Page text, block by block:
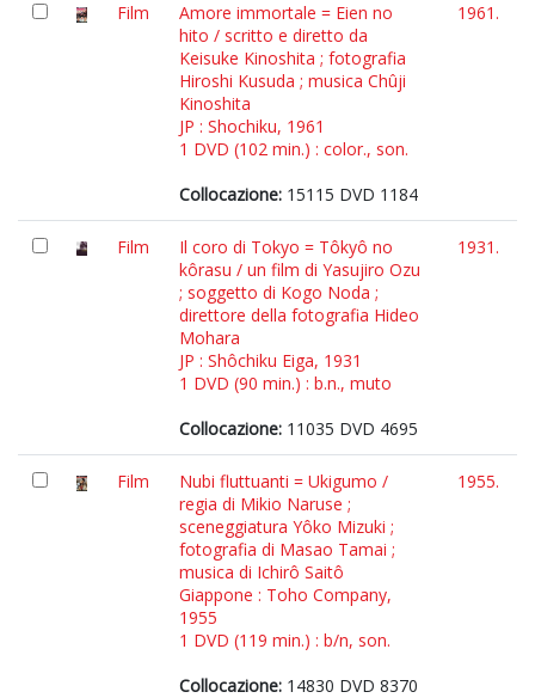
Film
Amore immortale = Eien no
hito / scritto e diretto da
Keisuke Kinoshita ; fotografia
Hiroshi Kusuda ; musica Chûji
Kinoshita
JP : Shochiku, 1961
1 DVD (102 min.) : color., son.
Collocazione: 15115 DVD 1184
1961.
Film
Il coro di Tokyo = Tôkyô no
kôrasu / un film di Yasujiro Ozu
; soggetto di Kogo Noda ;
direttore della fotografia Hideo
Mohara
JP : Shôchiku Eiga, 1931
1 DVD (90 min.) : b.n., muto
Collocazione: 11035 DVD 4695
1931.
Film
Nubi fluttuanti = Ukigumo /
regia di Mikio Naruse ;
sceneggiatura Yôko Mizuki ;
fotografia di Masao Tamai ;
musica di Ichirô Saitô
Giappone : Toho Company,
1955
1 DVD (119 min.) : b/n, son.
Collocazione: 14830 DVD 8370
1955.